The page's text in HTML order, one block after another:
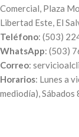
Comercial, Plaza
Libertad Este, El
Teléfono: (503)
WhatsApp: (503)
Correo:
Horarios: Lunes a
mediodía),